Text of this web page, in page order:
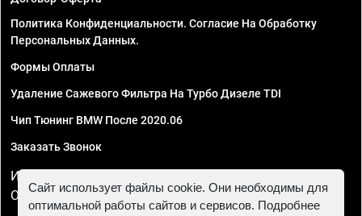
Политика Конфиденциальности. Согласие На Обработку
Персональных Данных.
Формы Оплаты
Удаление Сажевого Фильтра На Турбо Дизеле TDI
Чип Тюнинг BMW После 2020.06
Заказать Звонок
ИП Смирнов Георгий Павлович. ИНН 781302555843,
ОГРНИП 324470400032610
Сайт использует файлы cookie. Они необходимы для
оптимальной работы сайтов и сервисов. Подробнее